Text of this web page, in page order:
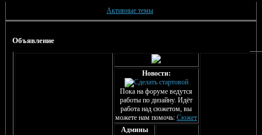
Активные темы
Объявление
Новости:
Пока на форуме ведутся
работы по дизайну. Идёт
работа над сюжетом, вы
можете нам помочь:Сюжет
Админы